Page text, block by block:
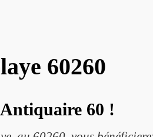
60260
60 !